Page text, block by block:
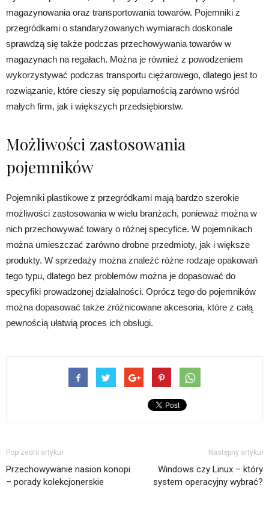
magazynowania oraz transportowania towarów. Pojemniki z
przegródkami o standaryzowanych wymiarach doskonale
sprawdzą się także podczas przechowywania towarów w
magazynach na regałach. Można je również z powodzeniem
wykorzystywać podczas transportu ciężarowego, dlatego jest to
rozwiązanie, które cieszy się popularnością zarówno wśród
małych firm, jak i większych przedsiębiorstw.
Możliwości zastosowania
pojemników
Pojemniki plastikowe z przegródkami mają bardzo szerokie
możliwości zastosowania w wielu branżach, ponieważ można w
nich przechowywać towary o różnej specyfice. W pojemnikach
można umieszczać zarówno drobne przedmioty, jak i większe
produkty. W sprzedaży można znaleźć różne rodzaje opakowań
tego typu, dlatego bez problemów można je dopasować do
specyfiki prowadzonej działalności. Oprócz tego do pojemników
można dopasować także zróżnicowane akcesoria, które z całą
pewnością ułatwią proces ich obsługi.
Poprzedni artykuł
Przechowywanie nasion konopi
– porady kolekcjonerskie
Następny artykuł
Windows czy Linux – który
system operacyjny wybrać?